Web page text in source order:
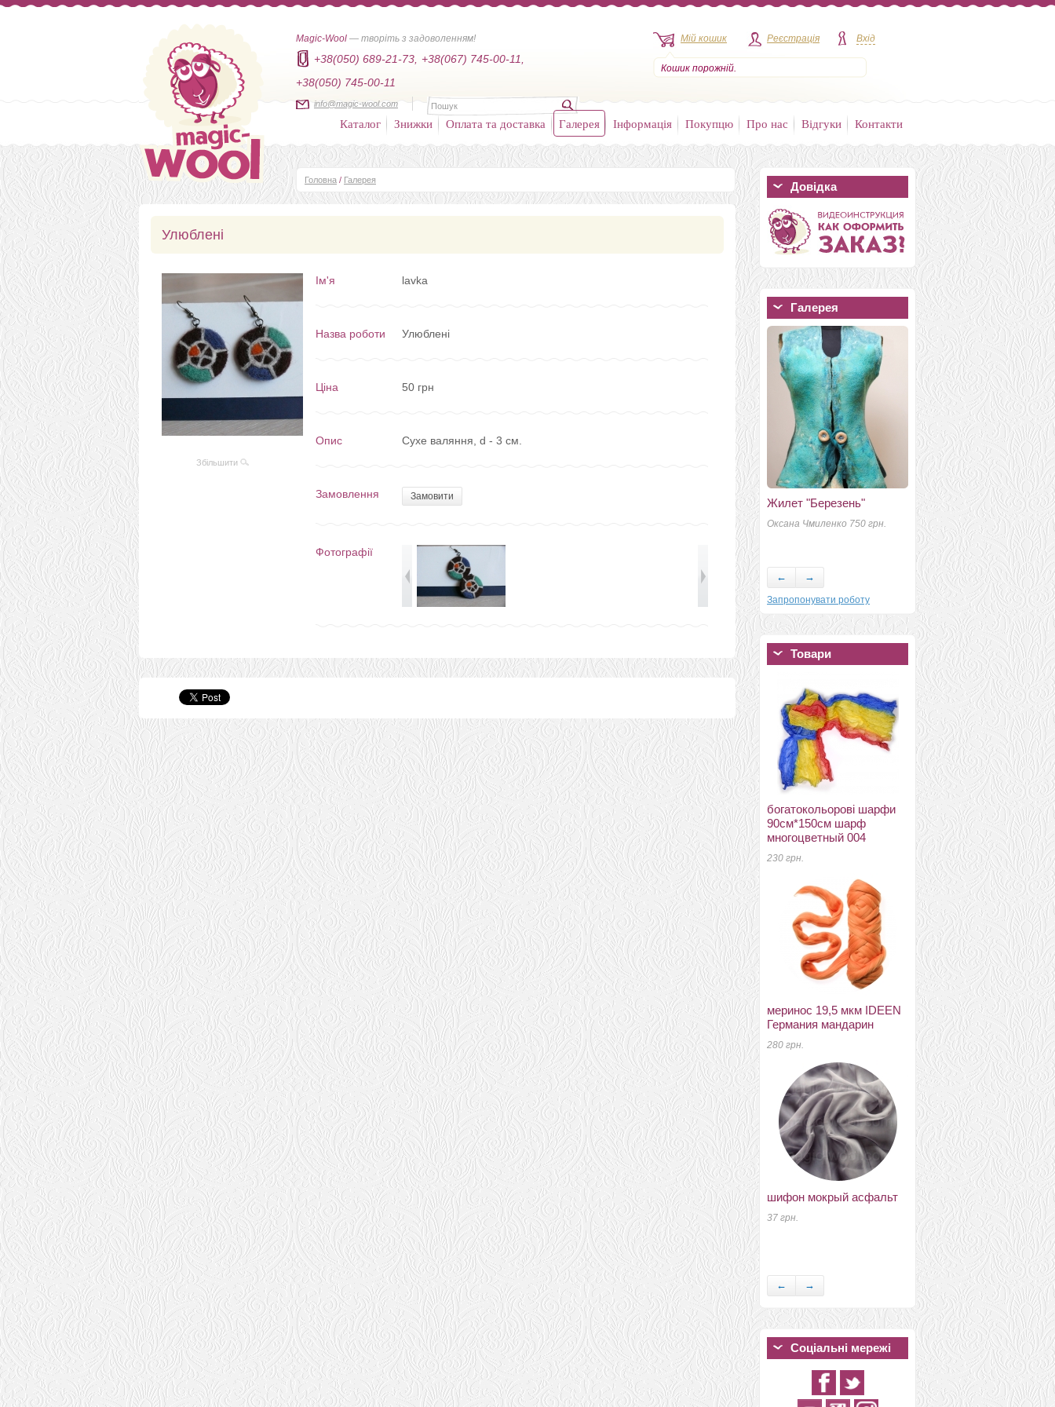
Magic-Wool — творіть з задоволенням!
+38(050) 689-21-73,
+38(067) 745-00-11,
+38(050) 745-00-11
info@magic-wool.com
Мій кошик
Кошик порожній.
Реєстрація Вхід
Каталог Знижки Оплата та доставка Галерея Інформація Покупцю Про нас Відгуки Контакти
Довідка
Галерея
Жилет "Березень"
Оксана Чмиленко 750 грн.
Блуза “Серые воды
Марса”
Севериненко Валентина 2300
← →
Запропонувати роботу
Товари
богатокольорові шарфи
90см*150см шарф
многоцветный 004
230 грн.
меринос 19,5 мкм IDEEN
Германия мандарин
280 грн.
шифон мокрый асфальт
37 грн.
очес шовка tussah
изумруд
19 грн.
блюфейс лестер (Blue
faced leicester) + бленды
бленд из шерсти
блюфейс (BFL) 70% с
нейлоном 30%
208 грн.
Super wool dyes для
шовка та вовни салат
15 грн.
← →
Соціальні мережі
Головна / Галерея
Улюблені
Збільшити
Ім'я lavka
Назва роботи Улюблені
Ціна 50 грн
Опис Сухе валяння, d - 3 см.
Замовлення Замовити
Фотографії